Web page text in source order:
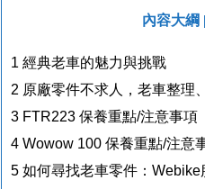
內容大綱
1 經典老車的魅力與挑戰
2 原廠零件不求人，老車整理
3 FTR223 保養重點/注意事項
4 Wowow 100 保養重點/注意
5 如何尋找老車零件：Webike